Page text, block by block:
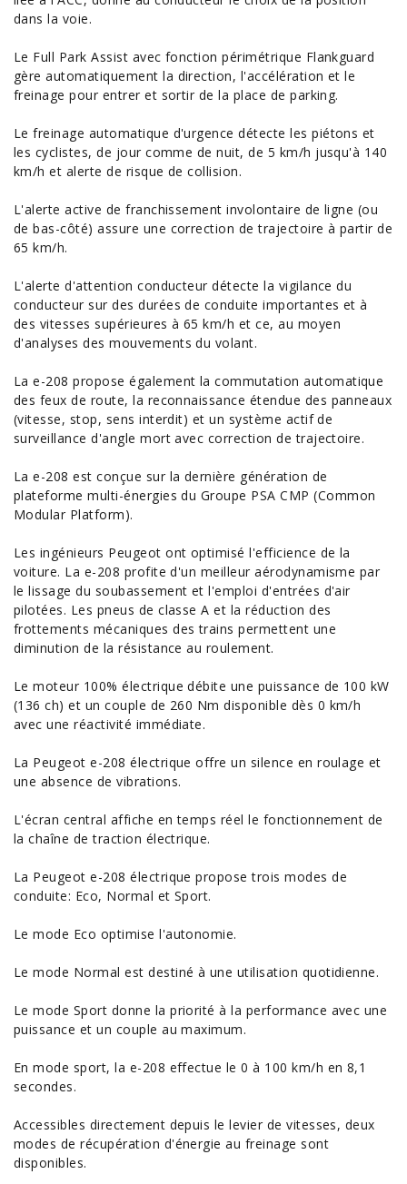
dans la voie.
Le Full Park Assist avec fonction périmétrique Flankguard
gère automatiquement la direction, l'accélération et le
freinage pour entrer et sortir de la place de parking.
Le freinage automatique d'urgence détecte les piétons et
les cyclistes, de jour comme de nuit, de 5 km/h jusqu'à 140
km/h et alerte de risque de collision.
L'alerte active de franchissement involontaire de ligne (ou
de bas-côté) assure une correction de trajectoire à partir de
65 km/h.
L'alerte d'attention conducteur détecte la vigilance du
conducteur sur des durées de conduite importantes et à
des vitesses supérieures à 65 km/h et ce, au moyen
d'analyses des mouvements du volant.
La e-208 propose également la commutation automatique
des feux de route, la reconnaissance étendue des panneaux
(vitesse, stop, sens interdit) et un système actif de
surveillance d'angle mort avec correction de trajectoire.
La e-208 est conçue sur la dernière génération de
plateforme multi-énergies du Groupe PSA CMP (Common
Modular Platform).
Les ingénieurs Peugeot ont optimisé l'efficience de la
voiture. La e-208 profite d'un meilleur aérodynamisme par
le lissage du soubassement et l'emploi d'entrées d'air
pilotées. Les pneus declasse A et la réduction des
frottements mécaniques des trains permettent une
diminution de la résistance au roulement.
Le moteur 100% électrique débite une puissance de 100 kW
(136 ch) et un couple de 260 Nm disponible dès 0 km/h
avec une réactivité immédiate.
La Peugeot e-208 électrique offre un silence en roulage et
une absence de vibrations.
L'écran central affiche en temps réel le fonctionnement de
la chaîne de traction électrique.
La Peugeot e-208 électrique propose trois modes de
conduite: Eco, Normal et Sport.
Le mode Eco optimise l'autonomie.
Le mode Normal est destiné à une utilisation quotidienne.
Le mode Sport donne la priorité à la performance avec une
puissance et un couple au maximum.
En mode sport, la e-208 effectue le 0 à 100 km/h en 8,1
secondes.
Accessibles directement depuis le levier de vitesses, deux
modes de récupération d'énergie au freinage sont
disponibles.